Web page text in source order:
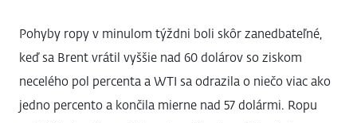
Pohyby ropy v minulom týždni boli skôr zanedbateľné,
keď sa Brent vrátil vyššie nad 60 dolárov so ziskom
necelého pol percenta a WTI sa odrazila o niečo viac ako
jedno percento a končila mierne nad 57 dolármi. Ropu